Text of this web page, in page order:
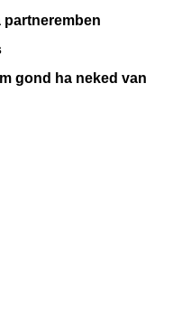
partneremben
gond ha neked van